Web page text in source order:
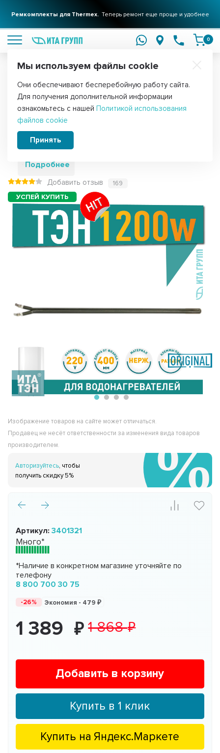
Ремкомплекты для Thermex.Теперь ремонт еще проще и удобнее
0
Главная Запчасти для водонагревателей ТЭНы для
Сухой ТЭН 1,2кВт (1200Вт) для
водонагревателя Electrolux, AEG,
3401321
Подробнее
Добавить отзыв 169
Изображение товаров на сайте может отличаться.
Продавец не несёт ответственности за изменения вида товаров
производителем.
Авторизуйтесь, чтобы
получить скидку 5%
Артикул:3401321
Много*
*Наличие в конкретном магазине уточняйте по
телефону
8 800 700 30 75
-26% Экономия - 479
1 389 1 868
Добавить в корзину
Купить в 1 клик
Купить на Яндекс.Маркете
Мы используем файлы cookie
Они обеспечивают бесперебойную работу сайта.
Для получения дополнительной информации
ознакомьтесь с нашей Политикой использования
файлов cookie
Принять